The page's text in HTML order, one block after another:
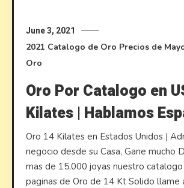
June 3, 2021
2021 Catalogo de Oro Precios de
Oro
Oro Por Catalogo en
Kilates | Hablamos
Oro 14 Kilates en Estados Unidos |
negocio desde su Casa, Gane mucho
mas de 15,000 joyas nuestro
paginas de Oro de 14 Kt Solido